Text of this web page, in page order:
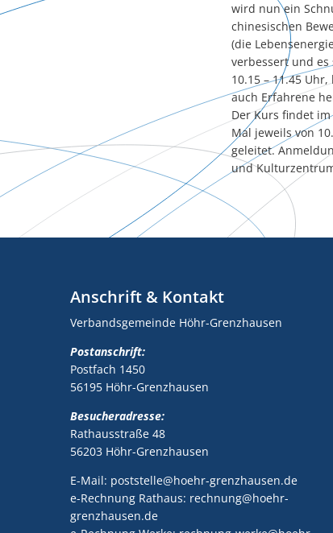
wird nun ein
chinesischen
(die
verbessert und
10.15 – 11.45
auch Erfahrene
Der Kurs findet
Mal jeweils von
geleitet.
und
Anschrift & Kontakt
Verbandsgemeinde Höhr-Grenzhausen
Postanschrift:
Postfach 1450
56195 Höhr-Grenzhausen
Besucheradresse:
Rathausstraße 48
56203 Höhr-Grenzhausen
E-Mail: poststelle@hoehr-grenzhausen.de
e-Rechnung Rathaus: rechnung@hoehr-
grenzhausen.de